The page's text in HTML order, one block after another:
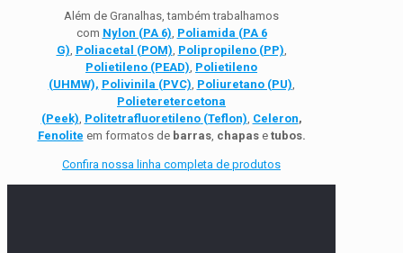
Além de Granalhas, também trabalhamos
com Nylon (PA 6) Poliamida (PA 6
G) Poliacetal (POM) Polipropileno (PP)
Polietileno (PEAD) Polietileno
(UHMW), Polivinila (PVC) Poliuretano (PU)
Polieteretercetona
(Peek) Politetrafluoretileno (Teflon) Celeron,
Fenolite em formatos de barras, chapase tubos.
Confira nossa linha completa de produtos